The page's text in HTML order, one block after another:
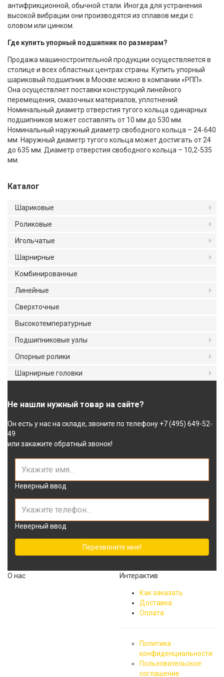
антифрикционной, обычной стали. Иногда для устранения
высокой вибрации они производятся из сплавов меди с
оловом или цинком.
Где купить упорный подшипник по размерам?
Продажа машиностроительной продукции осуществляется в
столице и всех областных центрах страны. Купить упорный
шариковый подшипник в Москве можно в компании «РПП».
Она осуществляет поставки конструкций линейного
перемещения, смазочных материалов, уплотнений.
Номинальный диаметр отверстия тугого кольца одинарных
подшипников может составлять от 10 мм до 530 мм.
Номинальный наружный диаметр свободного кольца – 24-640
мм. Наружный диаметр тугого кольца может достигать от 24
до 635 мм. Диаметр отверстия свободного кольца – 10,2-535
мм.
Каталог
Шариковые
Роликовые
Игольчатые
Шарнирные
Комбинированные
Линейные
Сверхточные
Высокотемпературные
Подшипниковые узлы
Опорные ролики
Шарнирные головки
Не нашли нужный товар на сайте?
Он есть у нас на складе, звоните по телефону +7 (495) 649-52-
49
или закажите обратный звонок!
Неверный ввод
Неверный ввод
Перезвоните мне!
О нас Интерактив
Как заказать
Доставка
Оплата
Политика
конфиденциальности
Пользовательское
соглашение